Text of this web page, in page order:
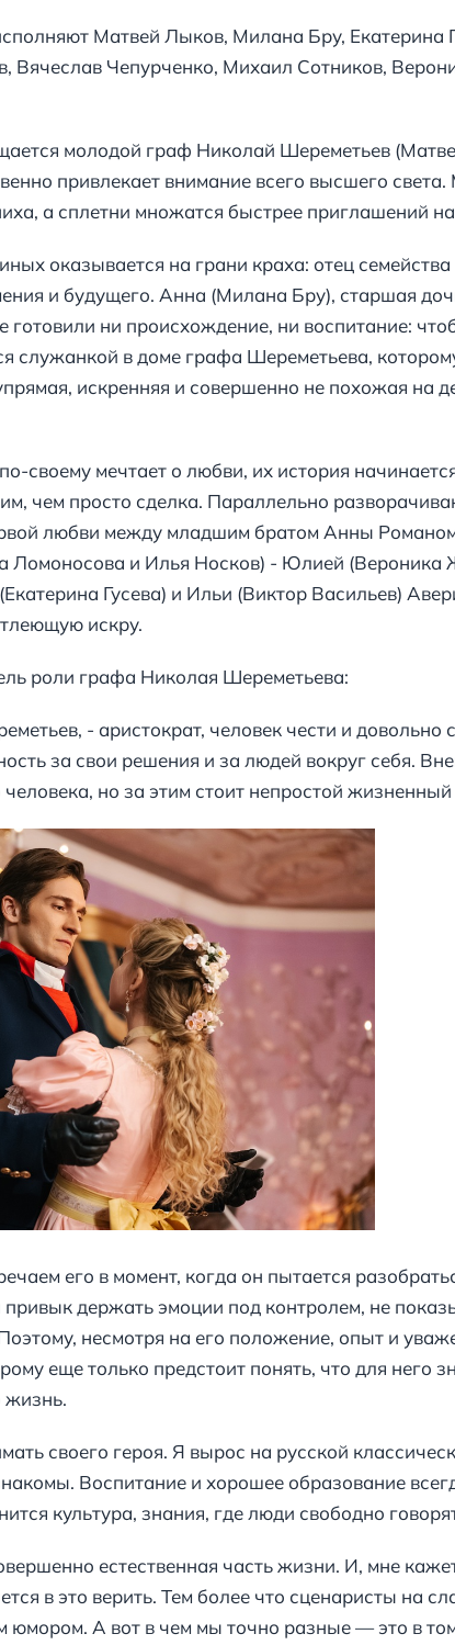
Матвей Лыков, Милана Бру, Екатерина
Вячеслав Чепурченко, Михаил Сотников,
молодой граф Николай Шереметьев
привлекает внимание всего высшего
а сплетни множатся быстрее приглашений
оказывается на грани краха: отец
и будущего. Анна (Милана Бру), старшая
готовили ни происхождение, ни воспитание:
служанкой в доме графа Шереметьева,
искренняя и совершенно не похожая на
своему мечтает о любви, их история
чем просто сделка. Параллельно
любви между младшим братом Анны
Ломоносова и Илья Носков) - Юлией (Вероника
Гусева) и Ильи (Виктор Васильев)
искру.
роли графа Николая Шереметьева:
- аристократ, человек чести и довольно
за свои решения и за людей вокруг себя.
но за этим стоит непростой
его в момент, когда он пытается
держать эмоции под контролем, не
несмотря на его положение, опыт и
еще только предстоит понять, что для него
жизнь.
своего героя. Я вырос на русской
Воспитание и хорошее образование
культура, знания, где люди свободно
естественная часть жизни. И, мне
в это верить. Тем более что сценаристы на
А вот в чем мы точно разные — это в